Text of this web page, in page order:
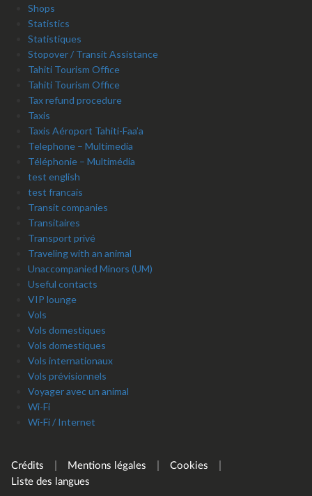
Shops
Statistics
Statistiques
Stopover / Transit Assistance
Tahiti Tourism Office
Tahiti Tourism Office
Tax refund procedure
Taxis
Taxis Aéroport Tahiti-Faa’a
Telephone – Multimedia
Téléphonie – Multimédia
test english
test francais
Transit companies
Transitaires
Transport privé
Traveling with an animal
Unaccompanied Minors (UM)
Useful contacts
VIP lounge
Vols
Vols domestiques
Vols domestiques
Vols internationaux
Vols prévisionnels
Voyager avec un animal
Wi-Fi
Wi-Fi / Internet
Crédits Mentions légales
Cookies
Liste des langues